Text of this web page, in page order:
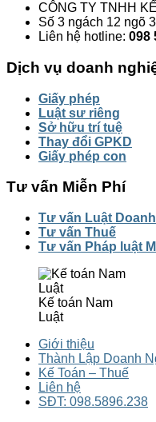
CÔNG TY TNHH
Số 3 ngách 12 ngõ
Liên hệ hotline: 098
Dịch vụ doanh
Giấy phép
Luật sư riêng
Sở hữu trí tuệ
Thay đổi GPKD
Giấy phép con
Tư vấn Miễn Phí
Tư vấn Luật
Tư vấn Thuế
Tư vấn Pháp luật
Kế toán Nam
Luật
Giới thiệu
Thành Lập Doanh
Kế Toán – Thuế
Liên hệ
SĐT: 098.5896.238